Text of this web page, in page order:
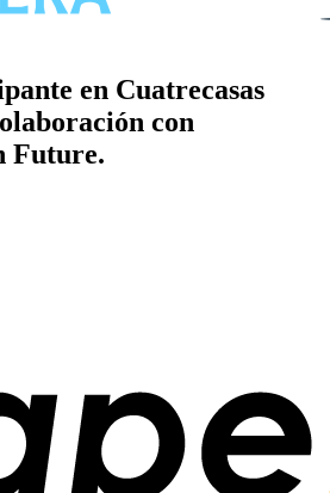
en Cuatrecasas
con
Future.